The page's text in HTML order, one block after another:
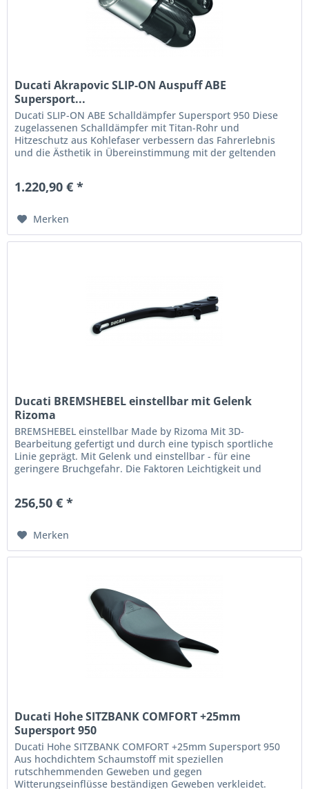
Ducati Akrapovic SLIP-ON Auspuff ABE
Supersport...
Ducati SLIP-ON ABE Schalldämpfer Supersport 950 Diese
zugelassenen Schalldämpfer mit Titan-Rohr und
Hitzeschutz aus Kohlefaser verbessern das Fahrerlebnis
und die Ästhetik in Übereinstimmung mit der geltenden
1.220,90 € *
Merken
Ducati BREMSHEBEL einstellbar mit Gelenk
Rizoma
BREMSHEBEL einstellbar Made by Rizoma Mit 3D-
Bearbeitung gefertigt und durch eine typisch sportliche
Linie geprägt. Mit Gelenk und einstellbar - für eine
geringere Bruchgefahr. Die Faktoren Leichtigkeit und
256,50 € *
Merken
Ducati Hohe SITZBANK COMFORT +25mm
Supersport 950
Ducati Hohe SITZBANK COMFORT +25mm Supersport 950
Aus hochdichtem Schaumstoff mit speziellen
rutschhemmenden Geweben und gegen
Witterungseinflüsse beständigen Geweben verkleidet.